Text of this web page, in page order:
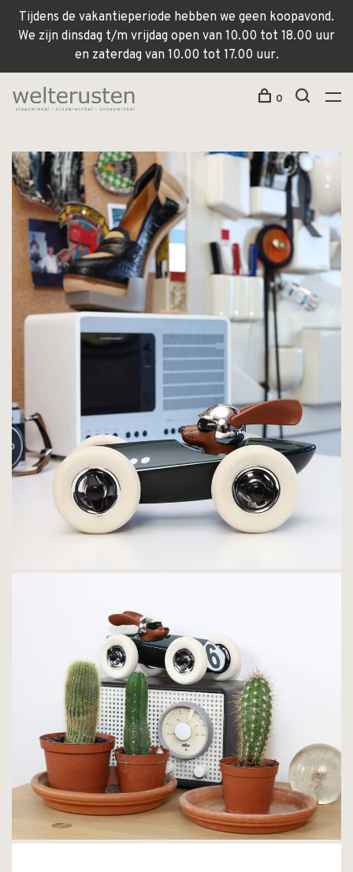
Tijdens de vakantieperiode hebben we geen koopavond.
We zijn dinsdag t/m vrijdag open van 10.00 tot 18.00 uur
en zaterdag van 10.00 tot 17.00 uur.
0